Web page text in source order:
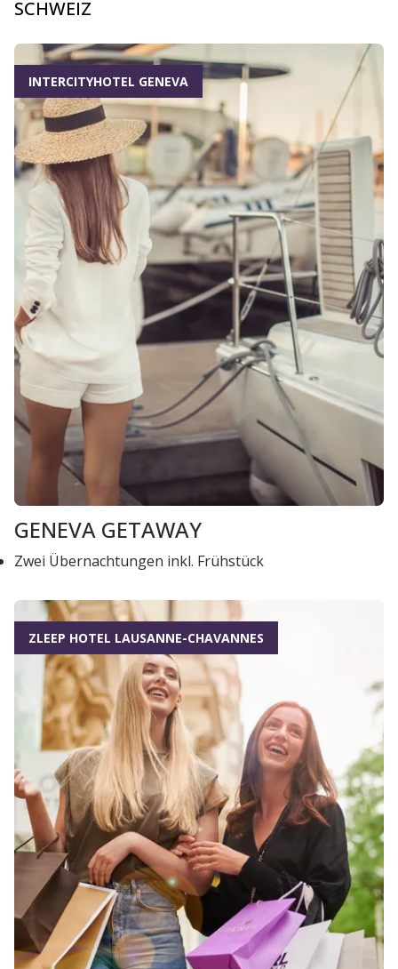
SCHWEIZ
INTERCITYHOTEL GENEVA
GENEVA GETAWAY
Zwei Übernachtungen inkl. Frühstück
ZLEEP HOTEL LAUSANNE-CHAVANNES